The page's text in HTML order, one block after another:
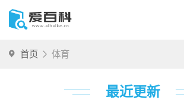
首页 体育
最近更新